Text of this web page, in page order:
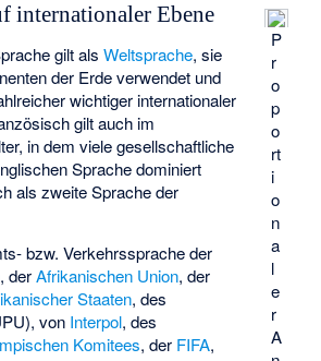
P
r
o
p
o
rt
i
o
n
a
l
e
r
A
internationaler Ebene
gilt alsWeltsprache, sie
der Erde verwendet und
wichtiger internationaler
gilt auch im
in dem viele gesellschaftliche
Sprache dominiert
als zweite Sprache der
bzw. Verkehrssprache der
, derAfrikanischen Union, der
Staaten, des
von Interpol, des
Komitees, der FIFA,